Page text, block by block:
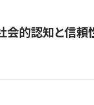
的認知と信頼